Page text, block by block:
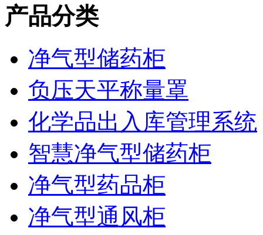
产品分类
净气型储药柜
负压天平称量罩
化学品出入库管理系统
智慧净气型储药柜
净气型药品柜
净气型通风柜